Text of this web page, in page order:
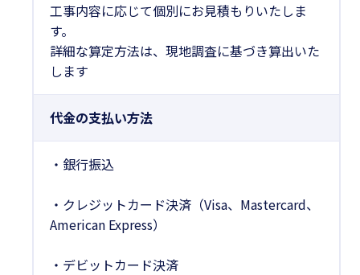
工事内容に応じて個別にお見積もりいたしま
す。
詳細な算定方法は、現地調査に基づき算出いた
します
代金の支払い方法
・銀行振込
・クレジットカード決済（Visa、Mastercard、
American Express）
・デビットカード決済